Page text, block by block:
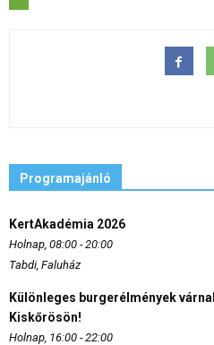
Programajánló
KertAkadémia 2026
Holnap, 08:00 - 20:00
Tabdi, Faluház
Különleges burgerélmények
Kiskőrösön!
Holnap, 16:00 - 22:00